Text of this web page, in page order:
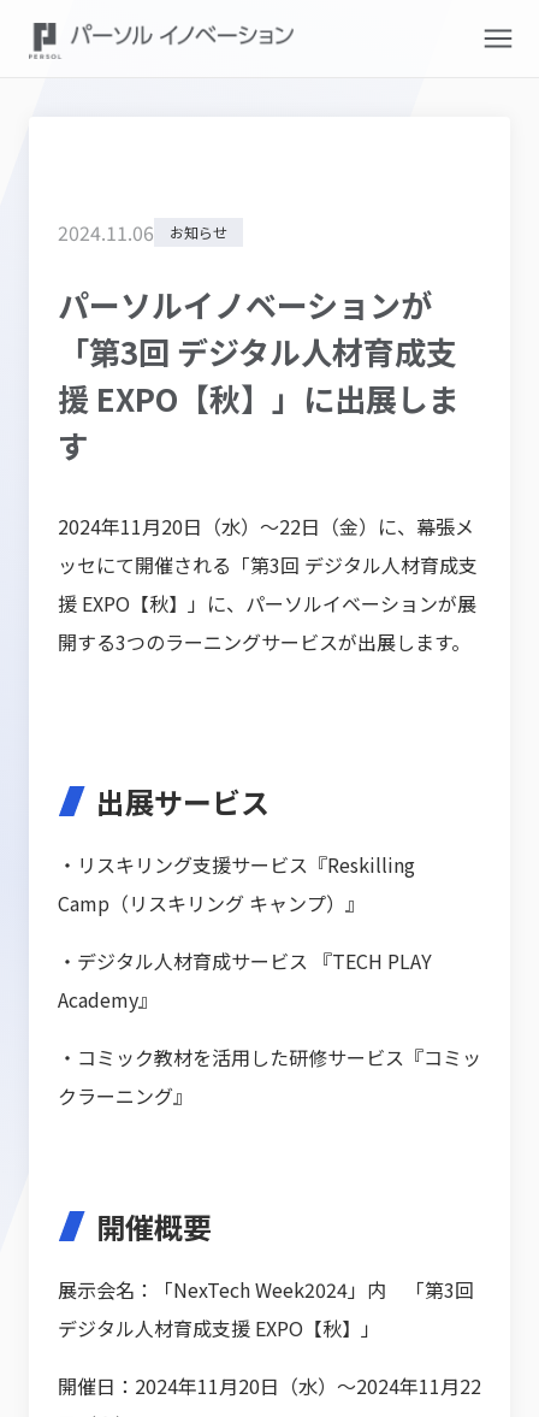
2024.11.06 お知らせ
パーソルイノベーションが
「第3回 デジタル人材育成支
援 EXPO【秋】」に出展しま
す
2024年11月20日（水）～22日（金）に、幕張メ
ッセにて開催される「第3回 デジタル人材育成支
援 EXPO【秋】」に、パーソルイベーションが展
開する3つのラーニングサービスが出展します。
出展サービス
・リスキリング支援サービス『Reskilling
Camp（リスキリング キャンプ）』
・デジタル人材育成サービス 『TECH PLAY
Academy』
・コミック教材を活用した研修サービス『コミッ
クラーニング』
開催概要
展示会名：「NexTech Week2024」内 「第3回
デジタル人材育成支援 EXPO【秋】」
開催日：2024年11月20日（水）～2024年11月22